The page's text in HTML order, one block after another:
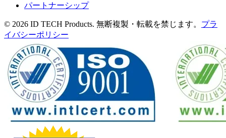
パートナーシップ
© 2026 ID TECH Products. 無断複製・転載を禁じます。 プラ
イバシーポリシー